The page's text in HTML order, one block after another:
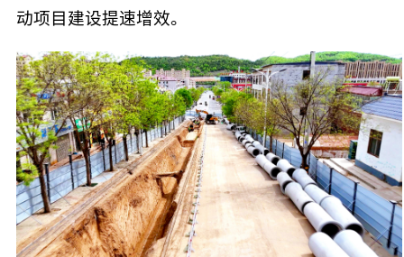
动项目建设提速增效。